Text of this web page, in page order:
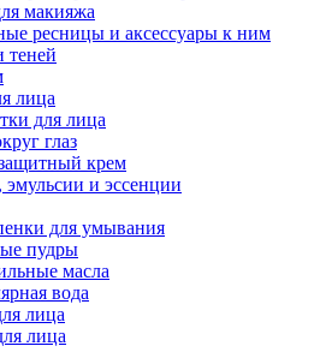
макияжа
ресницы и аксессуары к ним
теней
лица
для лица
глаз
крем
и эссенции
для умывания
пудры
масла
вода
лица
лица